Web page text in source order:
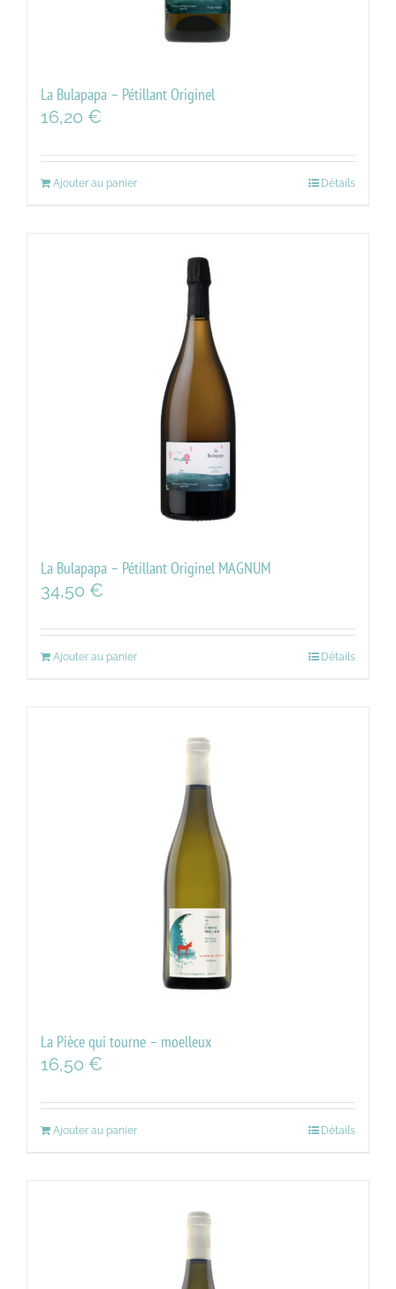
La Bulapapa – Pétillant Originel
16,20 €
Ajouter au panier Détails
La Bulapapa – Pétillant Originel MAGNUM
34,50 €
Ajouter au panier Détails
La Pièce qui tourne – moelleux
16,50 €
Ajouter au panier Détails